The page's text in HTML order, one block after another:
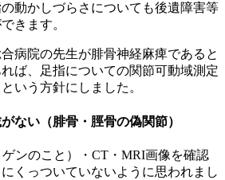
動かしづらさについても後遺障害等
きます。
病院の先生が腓骨神経麻痺であると
ば、足指についての関節可動域測定
いう方針にしました。
ない（腓骨・脛骨の偽関節）
ンのこと）・CT・MRI画像を確認
くっついていないように思われまし